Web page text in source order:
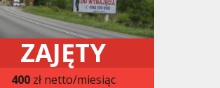
ZAJĘTY
400zł netto/miesiąc